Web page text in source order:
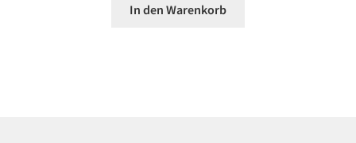
In den Warenkorb